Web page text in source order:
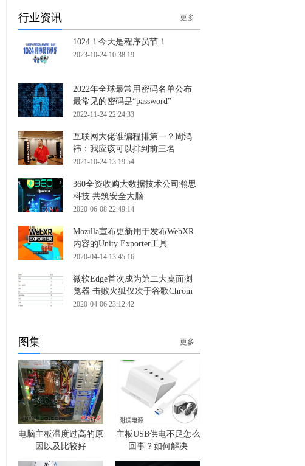
行业资讯 更多
1024！今天是程序员节！
2023-10-24 10:38:19
2022年全球最常用密码名单公布
最常见的密码是“password”
2022-11-24 22:24:33
互联网大佬谁编程排第一？周鸿
祎：我应该可以排到前三名
2021-10-24 13:19:54
360全资收购大数据技术公司瀚思
科技 共筑安全大脑
2020-06-08 22:49:14
Mozilla宣布更新用于发布WebXR
内容的Unity Exporter工具
2020-04-14 13:45:16
微软Edge首次成为第二大桌面浏
览器 击败火狐仅次于谷歌Chrom
2020-04-06 23:12:42
图集 更多
电脑主板温度过高的原
因以及比较好
主板USB供电不足怎么
回事？如何解决